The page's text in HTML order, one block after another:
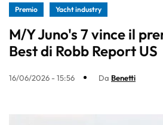
Premio Yacht industry
M/Y Juno's 7 vince il
Best di Robb Report US
16/06/2026 - 15:56 Da Benetti